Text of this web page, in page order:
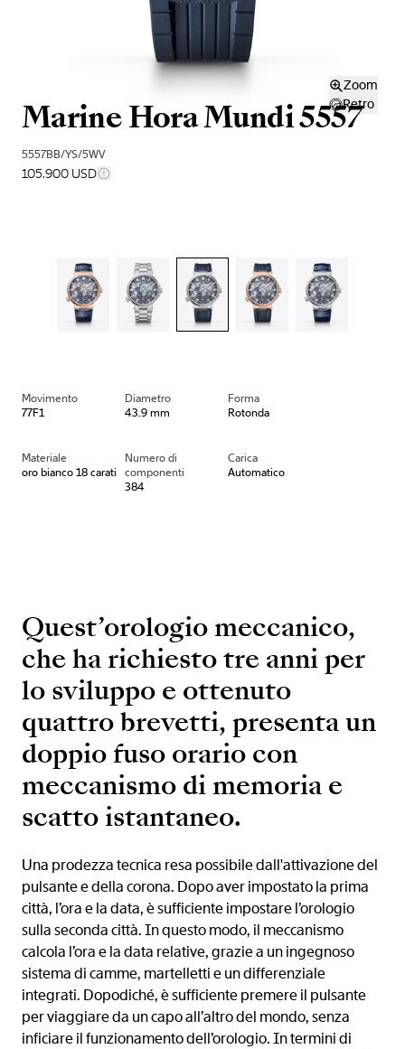
Zoom
Retro
Marine Hora Mundi 5557
5557BB/YS/5WV
105.900 USD
Movimento
77F1
Diametro
43.9 mm
Forma
Rotonda
Materiale
oro bianco 18 carati
Numero di
componenti
384
Carica
Automatico
Quest’orologio meccanico,
che ha richiesto tre anni per
lo sviluppo e ottenuto
quattro brevetti, presenta un
doppio fuso orario con
meccanismo di memoria e
scatto istantaneo.
Una prodezza tecnica resa possibile dall'attivazione del
pulsante e della corona. Dopo aver impostato la prima
città, l’ora e la data, è sufficiente impostare l’orologio
sulla seconda città. In questo modo, il meccanismo
calcola l’ora e la data relative, grazie a un ingegnoso
sistema di camme, martelletti e un differenziale
integrati. Dopodiché, è sufficiente premere il pulsante
per viaggiare da un capo all’altro del mondo, senza
inficiare il funzionamento dell’orologio. In termini di